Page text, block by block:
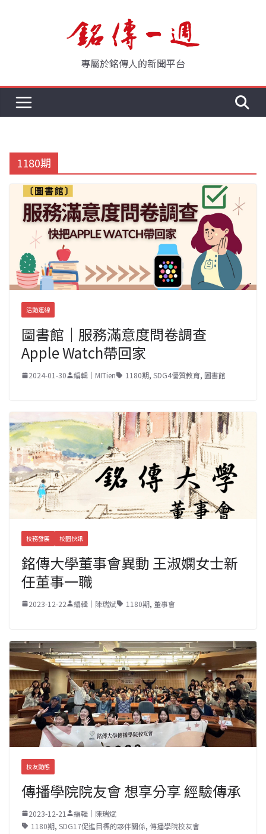
專屬於銘傳人的新聞平台
1180期
活動連線
圖書館｜服務滿意度問卷調查
Apple Watch帶回家
2024-01-30 編輯｜MITien 1180期, SDG4優質教育, 圖書館
校務發展 校園快訊
銘傳大學董事會異動 王淑嫻女士新
任董事一職
2023-12-22 編輯｜陳瑞斌 1180期, 董事會
校友動態
傳播學院院友會 想享分享 經驗傳承
2023-12-21
編輯｜陳瑞斌
1180期, SDG17促進目標的夥伴關係, 傳播學院校友會